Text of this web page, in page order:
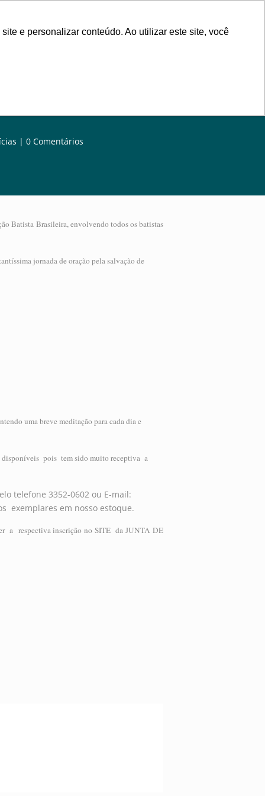
e personalizar conteúdo. Ao utilizar este site, você
Contribuição Contato
0 Comentários
Batista Brasileira, envolvendo todos os batistas
jornada de oração pela salvação de
uma breve meditação para cada dia e
disponíveis pois tem sido muito receptiva a
telefone 3352-0602 ou E-mail:
exemplares em nosso estoque.
a respectiva inscrição no SITE da JUNTA DE